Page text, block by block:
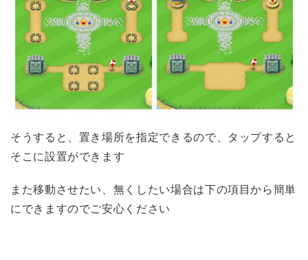
そうすると、置き場所を指定できるので、タップすると
そこに設置ができます
また移動させたい、無くしたい場合は下の項目から簡単
にできますのでご安心ください